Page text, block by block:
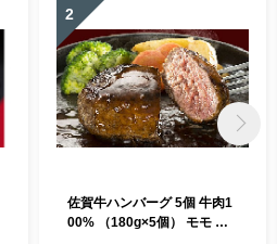
2
佐賀牛ハンバーグ 5個 牛肉1
00% （180g×5個） モモ ロ